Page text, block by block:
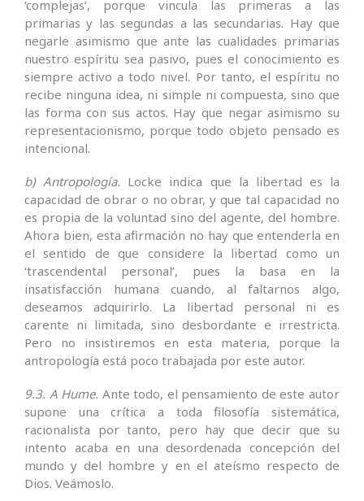
‘complejas’, porque vincula las primeras a las
primarias y las segundas a las secundarias. Hay que
negarle asimismo que ante las cualidades primarias
nuestro espíritu sea pasivo, pues el conocimiento es
siempre activo a todo nivel. Por tanto, el espíritu no
recibe ninguna idea, ni simple ni compuesta, sino que
las forma con sus actos. Hay que negar asimismo su
representacionismo, porque todo objeto pensado es
intencional.
b) Antropología. Locke indica que la libertad es la
capacidad de obrar o no obrar, y que tal capacidad no
es propia de la voluntad sino del agente, del hombre.
Ahora bien, esta afirmación no hay que entenderla en
el sentido de que considere la libertad como un
‘trascendental personal’, pues la basa en la
insatisfacción humana cuando, al faltarnos algo,
deseamos adquirirlo. La libertad personal ni es
carente ni limitada, sino desbordante e irrestricta.
Pero no insistiremos en esta materia, porque la
antropología está poco trabajada por este autor.
9.3. A Hume. Ante todo, el pensamiento de este autor
supone una crítica a toda filosofía sistemática,
racionalista por tanto, pero hay que decir que su
intento acaba en una desordenada concepción del
mundo y del hombre y en el ateísmo respecto de
Dios. Veámoslo.